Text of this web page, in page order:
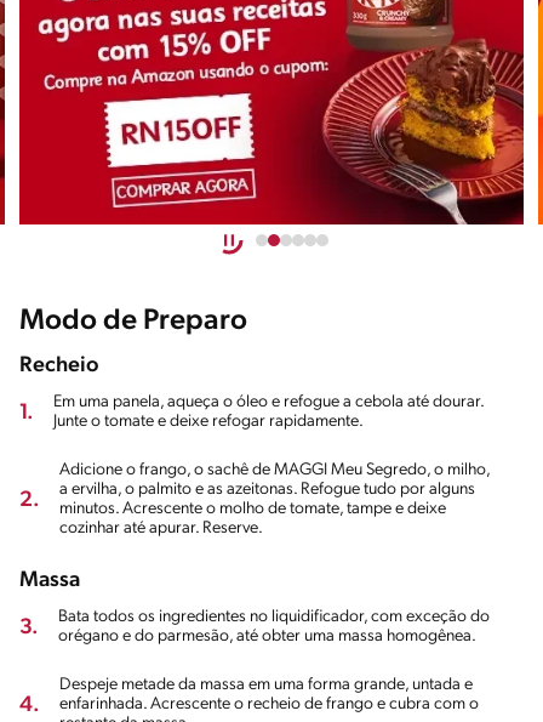
Modo de Preparo
Recheio
1.
Em uma panela, aqueça o óleo e refogue a cebola até dourar.
Junte o tomate e deixe refogar rapidamente.
2.
Adicione o frango, o sachê de MAGGI Meu Segredo, o milho,
a ervilha, o palmito e as azeitonas. Refogue tudo por alguns
minutos. Acrescente o molho de tomate, tampe e deixe
cozinhar até apurar. Reserve.
Massa
3.
Bata todos os ingredientes no liquidificador, com exceção do
orégano e do parmesão, até obter uma massa homogênea.
4.
Despeje metade da massa em uma forma grande, untada e
enfarinhada. Acrescente o recheio de frango e cubra com o